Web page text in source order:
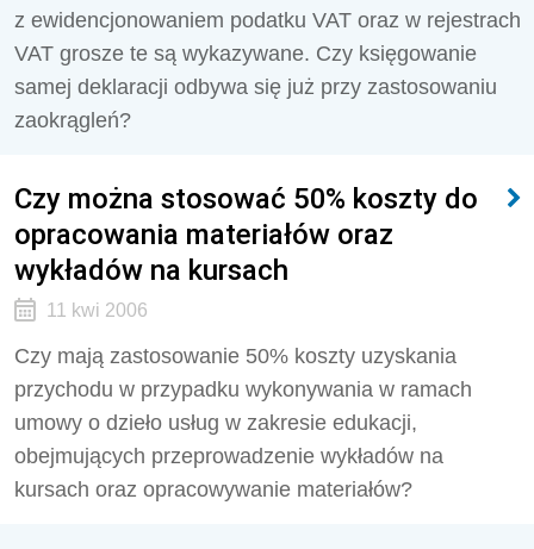
z ewidencjonowaniem podatku VAT oraz w rejestrach
VAT grosze te są wykazywane. Czy księgowanie
samej deklaracji odbywa się już przy zastosowaniu
zaokrągleń?
Czy można stosować 50% koszty do
opracowania materiałów oraz
wykładów na kursach
11 kwi 2006
Czy mają zastosowanie 50% koszty uzyskania
przychodu w przypadku wykonywania w ramach
umowy o dzieło usług w zakresie edukacji,
obejmujących przeprowadzenie wykładów na
kursach oraz opracowywanie materiałów?